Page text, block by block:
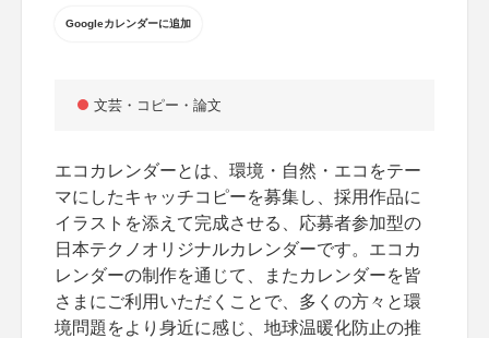
Googleカレンダーに追加
文芸・コピー・論文
エコカレンダーとは、環境・自然・エコをテー
マにしたキャッチコピーを募集し、採用作品に
イラストを添えて完成させる、応募者参加型の
日本テクノオリジナルカレンダーです。エコカ
レンダーの制作を通じて、またカレンダーを皆
さまにご利用いただくことで、多くの方々と環
境問題をより身近に感じ、地球温暖化防止の推